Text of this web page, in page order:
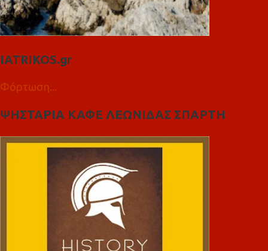
IATRIKOS.gr
Φόρτωση...
ΨΗΣΤΑΡΙΑ ΚΑΦΕ ΛΕΩΝΙΔΑΣ ΣΠΑΡΤΗ